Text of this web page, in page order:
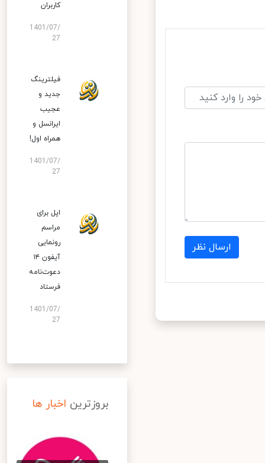
ارسال نظر
کاربران
1401/07/
27
فیلترینگ
جدید و
عجیب
ایرانسل و
همراه اول!
1401/07/
27
اپل برای
مراسم
رونمایی
آیفون ۱۴
دعوت‌نامه
فرستاد
1401/07/
27
بروزترین اخبار ها